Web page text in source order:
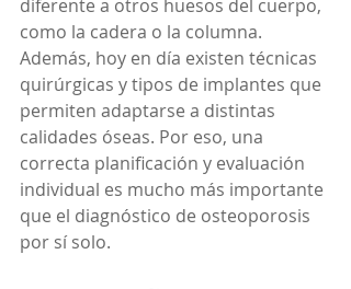
diferente a otros huesos del cuerpo,
como la cadera o la columna.
Además, hoy en día existen técnicas
quirúrgicas y tipos de implantes que
permiten adaptarse a distintas
calidades óseas. Por eso, una
correcta planificación y evaluación
individual es mucho más importante
que el diagnóstico de osteoporosis
por sí solo.